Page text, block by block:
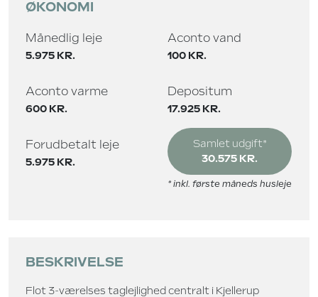
ØKONOMI
Månedlig leje
5.975 KR.
Aconto vand
100 KR.
Aconto varme
600 KR.
Depositum
17.925 KR.
Forudbetalt leje
5.975 KR.
Samlet udgift*
30.575 KR.
* inkl. første måneds husleje
BESKRIVELSE
Flot 3-værelses taglejlighed centralt i Kjellerup